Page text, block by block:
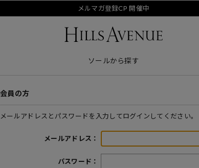
メルマガ登録CP 開催中
ソールから探す
会員の方
メールアドレスとパスワードを入力してログインしてください。
メールアドレス：
パスワード：